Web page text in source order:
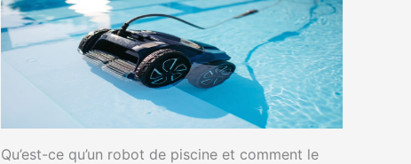
Qu’est-ce qu’un robot de piscine et comment le